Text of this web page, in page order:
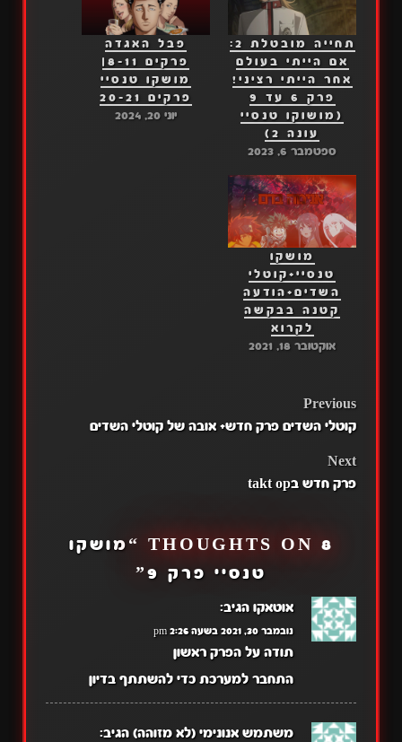
תחייה מובטלת 2:
אם הייתי בעולם
אחר הייתי רציני!
פרק 6 עד 9
(מושוקו טנסיי
עונה 2)
ספטמבר 6, 2023
פבל האגדה
פרקים 8-11|
מושקו טנסיי
פרקים 20-21
יוני 20, 2024
מושקו
טנסיי+קוטלי
השדים+הודעה
קטנה בבקשה
לקרוא
אוקטובר 18, 2021
POST
Previous
קוטלי השדים פרק חדש+ אובה של קוטלי השדים
Next
פרק חדש בtakt op
8 THOUGHTS ON “
מושקו
טנסיי פרק 9
”
אוטאקו הגיב:
נובמבר 30, 2021 בשעה 2:26 pm
תודה על הפרק ראשון
התחבר למערכת כדי להשתתף בדיון
משתמש אנונימי (לא מזוהה) הגיב: